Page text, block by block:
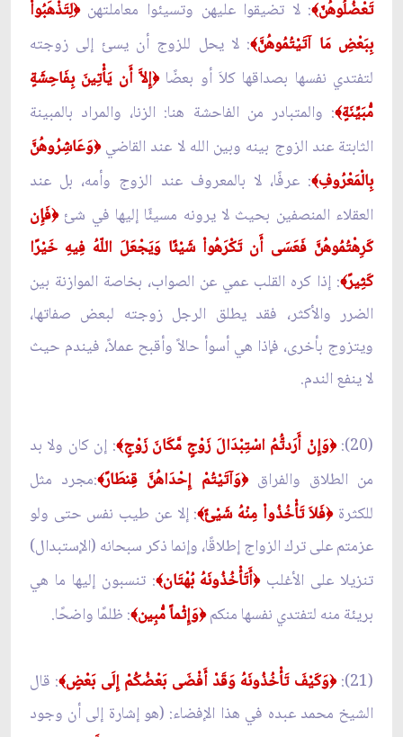
تَعْضُلُوهُنّ﴾: لا تضيقوا عليهن وتسيئوا معاملتهن﴿لِتَذْهَبُواْ
بِبَعْضِ مَا آتَيْتُمُوهُنَّ﴾: لا يحل للزوج أن يسئ إلى زوجته
لتفتدي نفسها بصداقها كلاَ أو بعضًا﴿إِلاَّ أَن يَأْتِينَ بِفَاحِشَةٍ
مُّبَيِّنَةٍ﴾: والمتبادر من الفاحشة هنا: الزنا، والمراد بالمبينة
الثابتة عند الزوج بينه وبين الله لا عند القاضي﴿وَعَاشِرُوهُنَّ
بِالْمَعْرُوفِ﴾: عرفًا، لا بالمعروف عند الزوج وأمه، بل عند
العقلاء المنصفين بحيث لا يرونه مسيئًا إليها في شئ﴿فَإِن
كَرِهْتُمُوهُنَّ فَعَسَى أَن تَكْرَهُواْ شَيْئًا وَيَجْعَلَ اللّهُ فِيهِ خَيْرًا
كَثِيرً﴾: إذا كره القلب عمي عن الصواب، بخاصة الموازنة بين
الضرر والأكثر، فقد يطلق الرجل زوجته لبعض صفاتها،
ويتزوج بأخرى، فإذا هي أسوأ حالاً وأقبح عملاً، فيندم حيث
لا ينفع الندم.
(20): ﴿وَإِنْ أَرَدتُّمُ اسْتِبْدَالَ زَوْجٍ مَّكَانَ زَوْجٍ﴾: إن كان ولا بد
من الطلاق والفراق﴿وَآتَيْتُمْ إِحْدَاهُنَّ قِنطَارً﴾:مجرد مثل
للكثرة﴿فَلاَ تَأْخُذُواْ مِنْهُ شَيْئً﴾: إلا عن طيب نفس حتى ولو
عزمتم على ترك الزواج إطلاقًا، وإنما ذكر سبحانه (الإستبدال)
تنزيلا على الأغلب﴿أَتَأْخُذُونَهُ بُهْتَان﴾: تنسبون إليها ما هي
بريئة منه لتفتدي نفسها منكم﴿وَإِثْماً مُّبِين﴾: ظلمًا واضحًا.
(21): ﴿وَكَيْفَ تَأْخُذُونَهُ وَقَدْ أَفْضَى بَعْضُكُمْ إِلَى بَعْضٍ﴾: قال
الشيخ محمد عبده في هذا الإفضاء: (هو إشارة إلى أن وجود